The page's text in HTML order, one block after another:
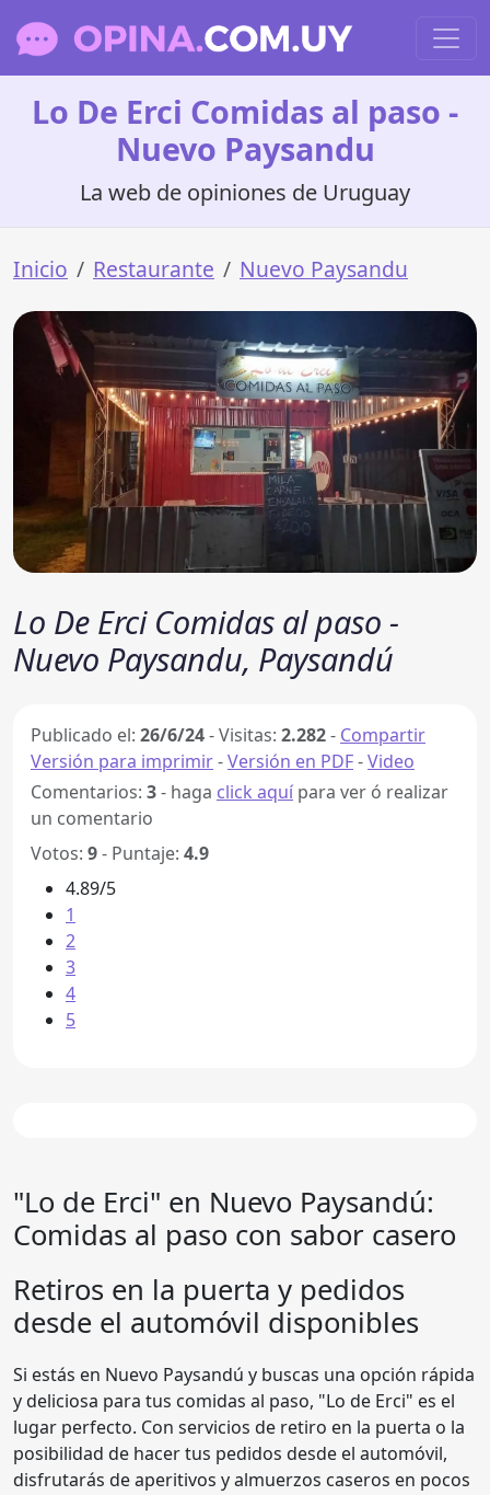
Lo De Erci Comidas al paso -
Nuevo Paysandu
La web de opiniones de Uruguay
Inicio Restaurante Nuevo Paysandu
Lo De Erci Comidas al paso -
Nuevo Paysandu, Paysandú
Publicado el: 26/6/24-Visitas: 2.282- Compartir
Versión para imprimir-Versión en PDF-Video
Comentarios: 3- haga click aquí para ver ó realizar
un comentario
Votos: 9- Puntaje: 4.9
4.89/5
1
2
3
4
5
"Lo de Erci" en Nuevo Paysandú:
Comidas al paso con sabor casero
Retiros en la puerta y pedidos
desde el automóvil disponibles
Si estás en Nuevo Paysandú y buscas una opción rápida
y deliciosa para tus comidas al paso, "Lo de Erci" es el
lugar perfecto. Con servicios de retiro en la puerta o la
posibilidad de hacer tus pedidos desde el automóvil,
disfrutarás de aperitivos y almuerzos caseros en pocos